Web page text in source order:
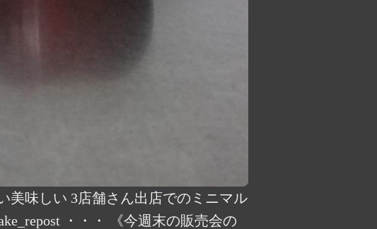
美味しい 3店舗さん出店でのミニマル
・・・ 《今週末の販売会の